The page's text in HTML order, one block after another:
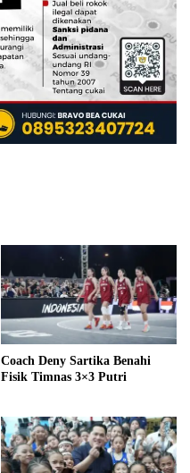
Coach Deny Sartika Benahi
Fisik Timnas 3×3 Putri